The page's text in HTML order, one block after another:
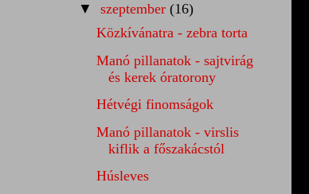
▼ szeptember (16)
Közkívánatra - zebra torta
Manó pillanatok - sajtvirág
és kerek óratorony
Hétvégi finomságok
Manó pillanatok - virslis
kiflik a főszakácstól
Húsleves